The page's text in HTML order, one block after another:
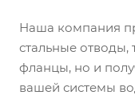
Наша компания
стальные отводы,
фланцы, но и
вашей системы